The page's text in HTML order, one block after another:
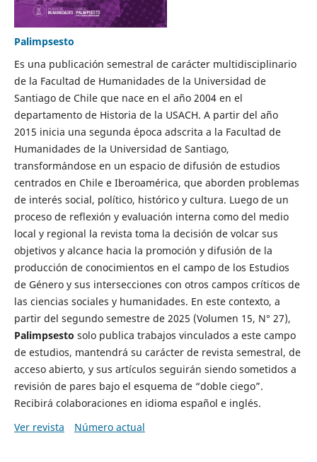
Palimpsesto
Es una publicación semestral de carácter multidisciplinario
de la Facultad de Humanidades de la Universidad de
Santiago de Chile que nace en el año 2004 en el
departamento de Historia de la USACH. A partir del año
2015 inicia una segunda época adscrita a la Facultad de
Humanidades de la Universidad de Santiago,
transformándose en un espacio de difusión de estudios
centrados en Chile e Iberoamérica, que aborden problemas
de interés social, político, histórico y cultura. Luego de un
proceso de reflexión y evaluación interna como del medio
local y regional la revista toma la decisión de volcar sus
objetivos y alcance hacia la promoción y difusión de la
producción de conocimientos en el campo de los Estudios
de Género y sus intersecciones con otros campos críticos de
las ciencias sociales y humanidades. En este contexto, a
partir del segundo semestre de 2025 (Volumen 15, N° 27),
Palimpsesto solo publica trabajos vinculados a este campo
de estudios, mantendrá su carácter de revista semestral, de
acceso abierto, y sus artículos seguirán siendo sometidos a
revisión de pares bajo el esquema de “doble ciego”.
Recibirá colaboraciones en idioma español e inglés.
Ver revista
Número actual